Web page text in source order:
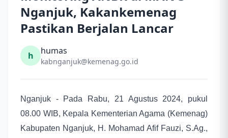
Nganjuk, Kakankemenag
Pastikan Berjalan Lancar
h humas
kabnganjuk@kemenag.go.id
Nganjuk - Pada Rabu, 21 Agustus 2024, pukul
08.00 WIB, Kepala Kementerian Agama (Kemenag)
Kabupaten Nganjuk, H. Mohamad Afif Fauzi, S.Ag.,